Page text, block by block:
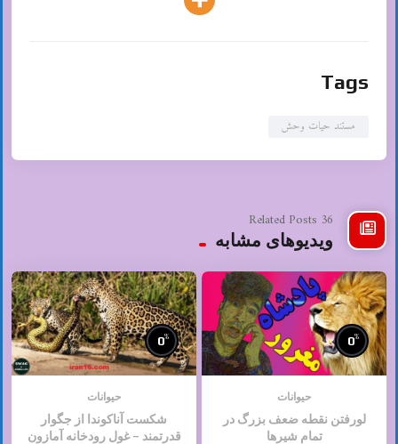
Tags
مستند حیات وحش
36 Related Posts
ویدیوهای مشابه
0%
حیوانات
لورفتن نقطه ضعف بزرگ در
تمام شیرها
0%
حیوانات
شکست آناکوندا از جگوار
قدرتمند – غول رودخانه آمازون